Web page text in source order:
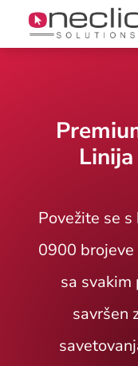
Povežite se
0900
sa svakim
savršen